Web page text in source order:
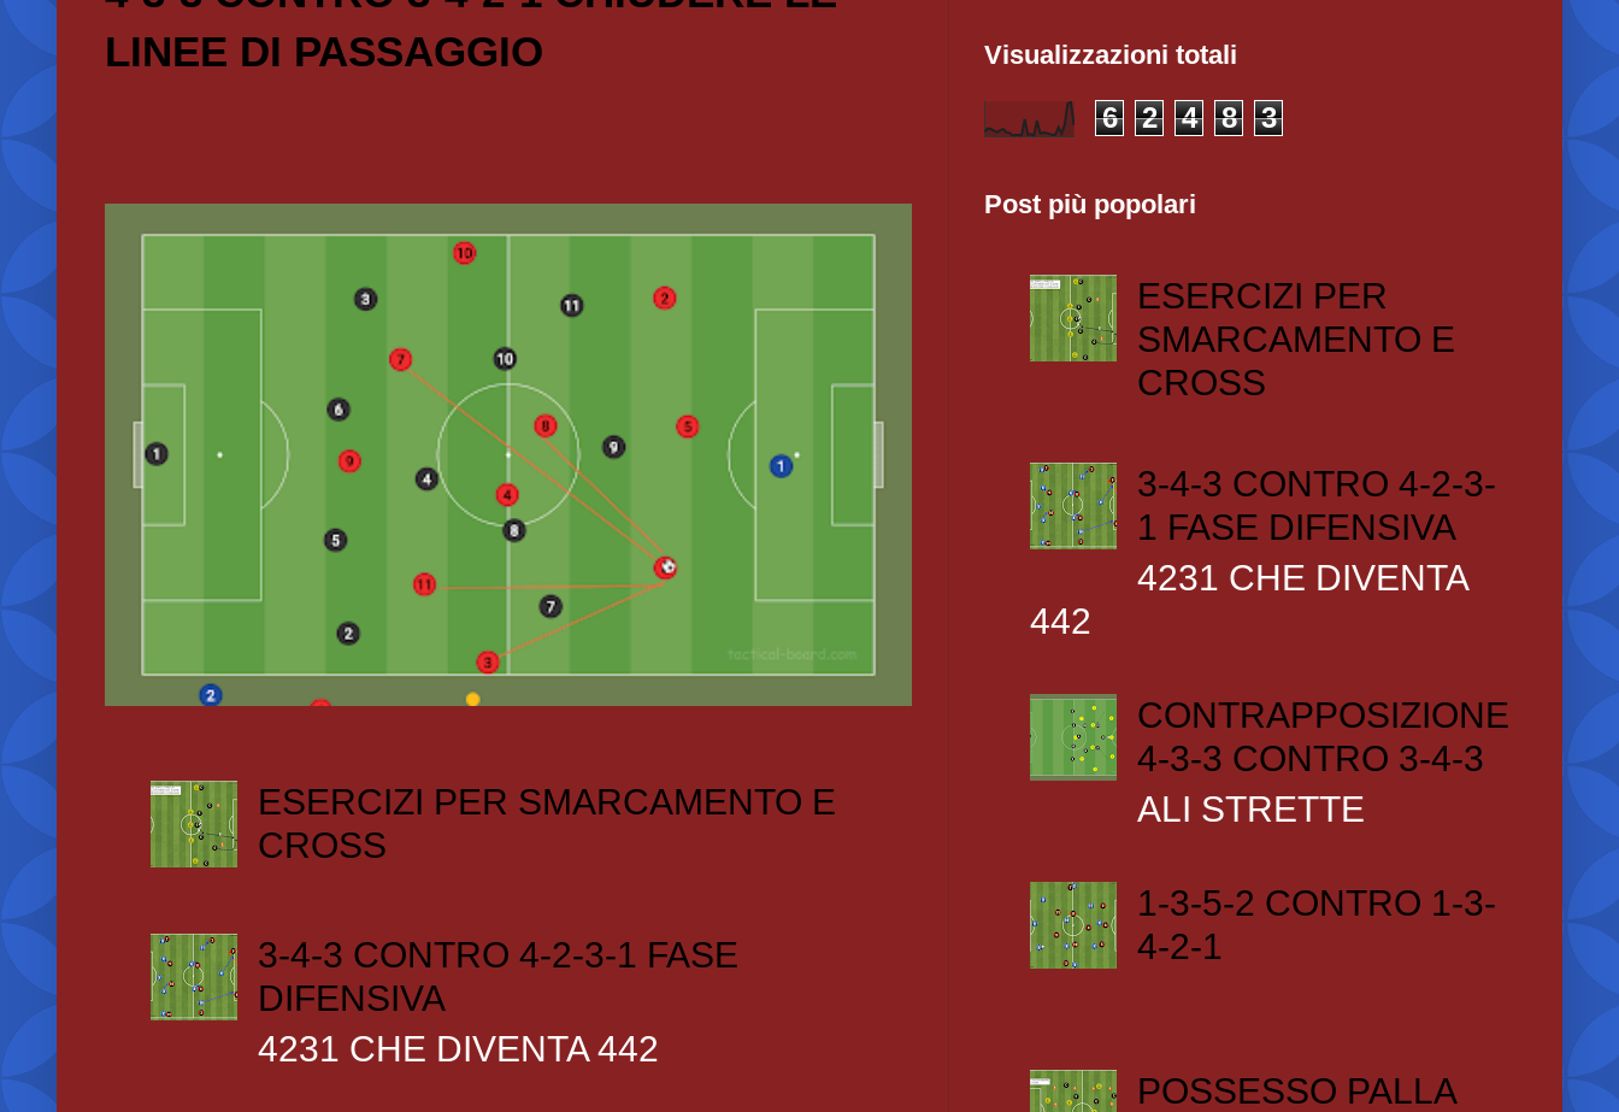
LINEE DI PASSAGGIO
ESERCIZI PER SMARCAMENTO E
CROSS
3-4-3 CONTRO 4-2-3-1 FASE
DIFENSIVA
4231 CHE DIVENTA 442
Visualizzazioni totali
6 2 4 8 3
Post più popolari
ESERCIZI PER
SMARCAMENTO E
CROSS
3-4-3 CONTRO 4-2-3-
1 FASE DIFENSIVA
4231 CHE DIVENTA
442
CONTRAPPOSIZIONE
4-3-3 CONTRO 3-4-3
ALI STRETTE
1-3-5-2 CONTRO 1-3-
4-2-1
POSSESSO PALLA